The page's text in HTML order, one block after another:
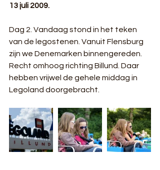
13 juli 2009.
Dag 2. Vandaag stond in het teken
van de legostenen. Vanuit Flensburg
zijn we Denemarken binnengereden.
Recht omhoog richting Billund. Daar
hebben vrijwel de gehele middag in
Legoland doorgebracht.